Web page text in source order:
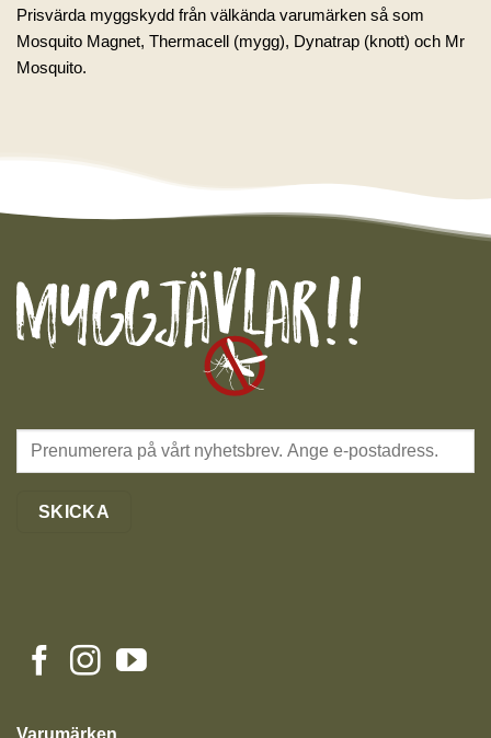
Prisvärda myggskydd från välkända varumärken så som
Mosquito Magnet, Thermacell (mygg), Dynatrap (knott) och Mr
Mosquito.
Varumärken